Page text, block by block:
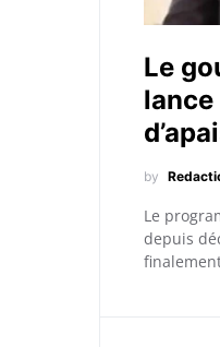
Le
by
Le
depuis